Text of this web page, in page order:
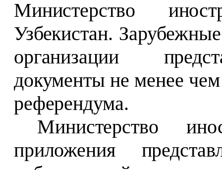
Министерство
Узбекистан.
организации
документы не менее
референдума.
Министерство
приложения